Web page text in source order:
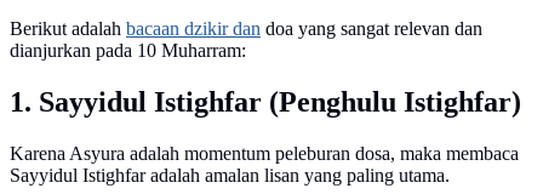
Berikut adalah bacaan dzikir dan doa yang sangat relevan dan
dianjurkan pada 10 Muharram:
1. Sayyidul Istighfar (Penghulu Istighfar)
Karena Asyura adalah momentum peleburan dosa, maka membaca
Sayyidul Istighfar adalah amalan lisan yang paling utama.